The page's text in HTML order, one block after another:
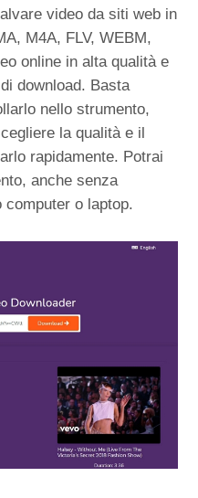
video da siti web in
M4A, FLV, WEBM,
online in alta qualità e
download. Basta
nello strumento,
la qualità e il
rapidamente. Potrai
anche senza
o laptop.